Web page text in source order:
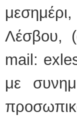
Λέσβου,
mail:
με